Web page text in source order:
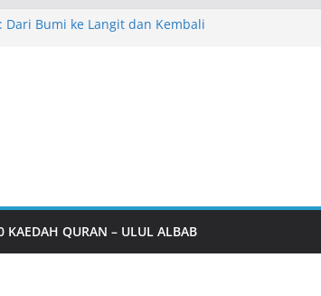
Dari Bumi ke Langit dan Kembali
KAEDAH QURAN – ULUL ALBAB